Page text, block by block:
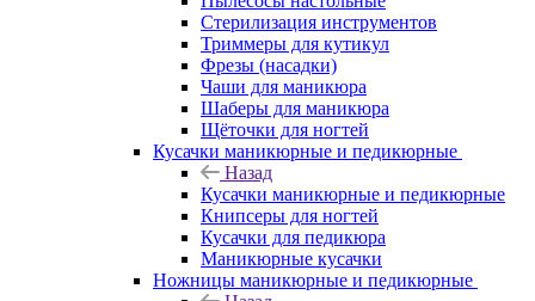
Стерилизация инструментов
Триммеры для кутикул
Фрезы (насадки)
Чаши для маникюра
Шаберы для маникюра
Щёточки для ногтей
Кусачки маникюрные и педикюрные
Назад
Кусачки маникюрные и педикюрные
Книпсеры для ногтей
Кусачки для педикюра
Маникюрные кусачки
Ножницы маникюрные и педикюрные